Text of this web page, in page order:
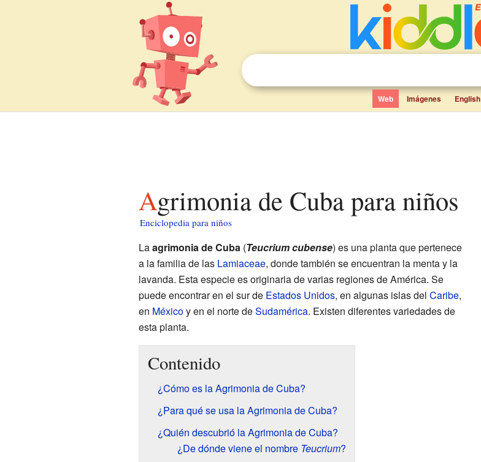
Web Imágenes English
Agrimonia de Cuba para niños
Enciclopedia para niños
Laagrimonia de Cuba(Teucrium cubense) es una planta que pertenece
a la familia de las Lamiaceae, donde también se encuentran la menta y la
lavanda. Esta especie es originaria de varias regiones de América. Se
puede encontrar en el sur de Estados Unidos, en algunas islas del Caribe,
en Méxicoy en el norte deSudamérica. Existen diferentes variedades de
esta planta.
Contenido
¿Cómo es la Agrimonia de Cuba?
¿Para qué se usa la Agrimonia de Cuba?
¿Quién descubrió la Agrimonia de Cuba?
¿De dónde viene el nombre Teucrium?